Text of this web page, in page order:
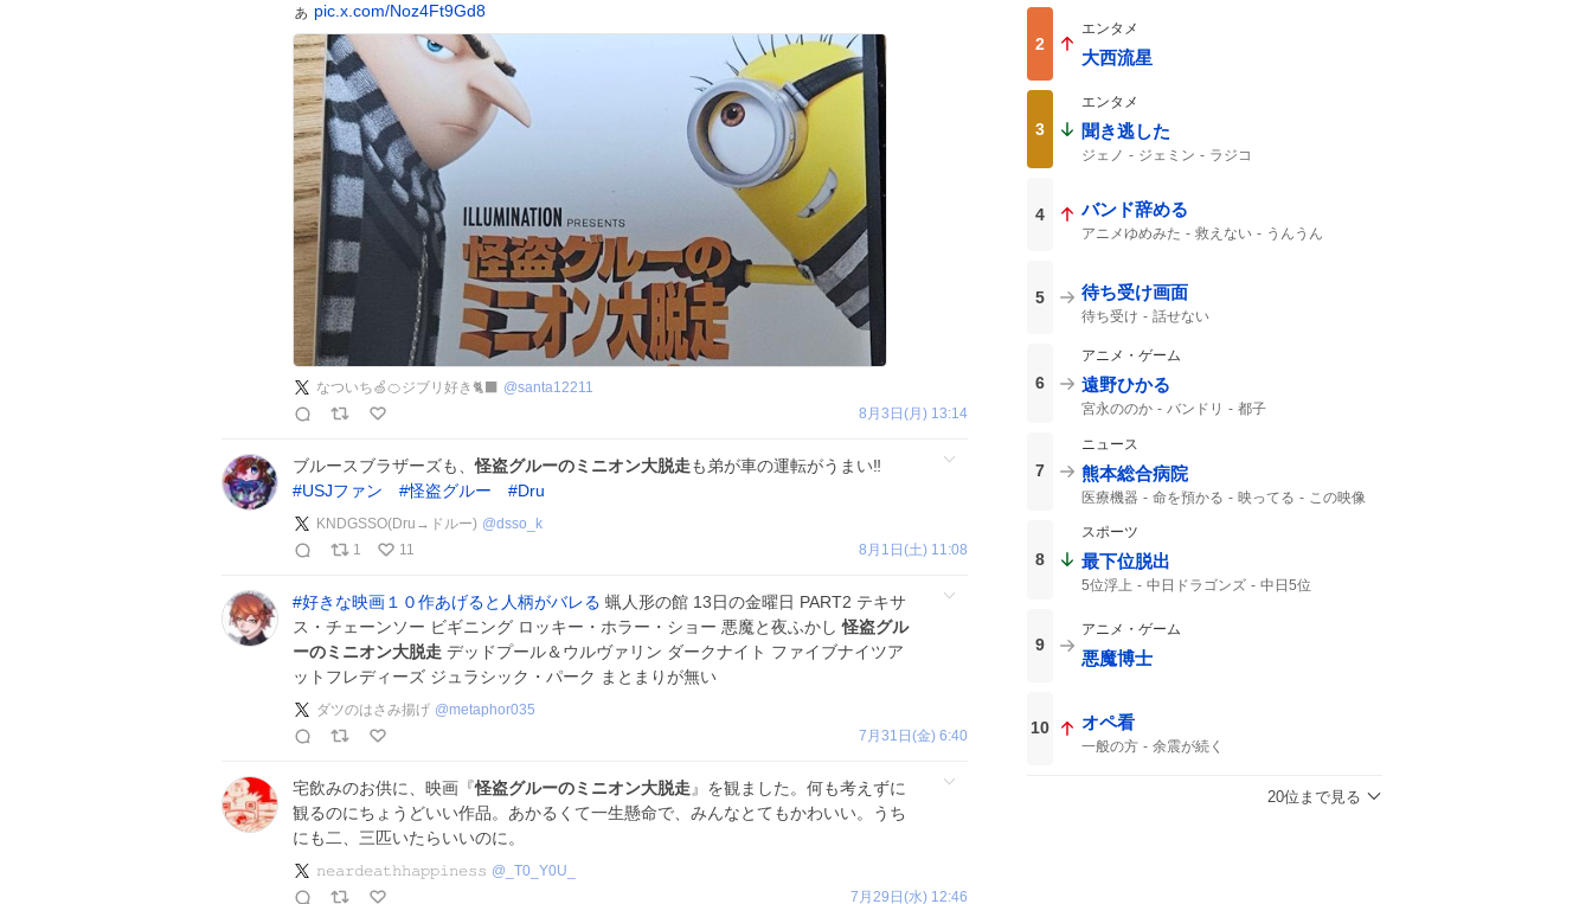
ぁ pic.x.com/Noz4Ft9Gd8
なついち🍏🍊ジブリ好き🐈‍⬛ @santa12211
8月3日(月) 13:14
ブルースブラザーズも、怪盗グルーのミニオン大脱走も弟が車の運転がうまい‼️
#USJファン #怪盗グルー #Dru
KNDGSSO(Dru→ドルー) @dsso_k
1
11 8月1日(土) 11:08
#好きな映画１０作あげると人柄がバレる 蝋人形の館 13日の金曜日 PART2 テキサ
ス・チェーンソー ビギニング ロッキー・ホラー・ショー 悪魔と夜ふかし怪盗グル
ーのミニオン大脱走 デッドプール＆ウルヴァリン ダークナイト ファイブナイツア
ットフレディーズ ジュラシック・パーク まとまりが無い
ダツのはさみ揚げ @metaphor035
7月31日(金) 6:40
宅飲みのお供に、映画『怪盗グルーのミニオン大脱走』を観ました。何も考えずに
観るのにちょうどいい作品。あかるくて一生懸命で、みんなとてもかわいい。うち
にも二、三匹いたらいいのに。
𝚗𝚎𝚊𝚛𝚍𝚎𝚊𝚝𝚑𝚑𝚊𝚙𝚙𝚒𝚗𝚎𝚜𝚜 @ _T0_Y0U_
7月29日(水) 12:46
2
エンタメ
大西流星
3
エンタメ
聞き逃した
ジェノ ジェミン ラジコ
4 バンド辞める
アニメゆめみた 救えない うんうん
5 待ち受け画面
待ち受け 話せない
6
アニメ・ゲーム
遠野ひかる
宮永ののか バンドリ 都子
7
ニュース
熊本総合病院
医療機器 命を預かる 映ってる この映像
8
スポーツ
最下位脱出
5位浮上 中日ドラゴンズ
中日5位
9
アニメ・ゲーム
悪魔博士
10 オペ看
一般の方 余震が続く
20位まで見る